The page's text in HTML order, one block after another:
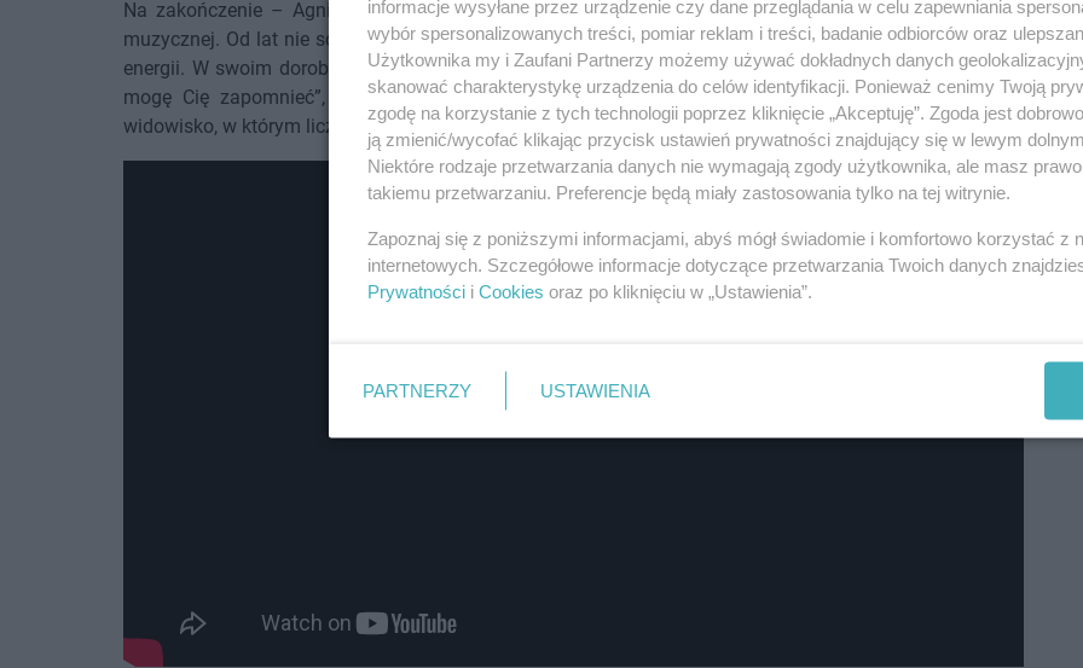
Na zakończenie – Agnieszka Chylińska, jedna z najbardziej charyzmatycznych postaci polskiej sceny
muzycznej. Od lat nie schodzi z list przebojów, a jej koncerty to gwarancja emocji i prawdziwej rockowej
energii. W swoim dorobku ma takie hity jak „Kiedy powiem sobie dość” (z czasów zespołu O.N.A.), „Nie
mogę Cię zapomnieć”, „Królowa łez”, „Mam zły dzień” czy „Jest nas więcej”. Każdy jej występ to
widowisko, w którym liczy się nie tylko muzyka, ale też kontakt z publicznością i mocny przekaz.
informacje wysyłane przez urządzenie czy dane przeglądania w celu zapewniania
wybór spersonalizowanych treści, pomiar reklam i treści, badanie odbiorców oraz
Użytkownika my i Zaufani Partnerzy możemy używać dokładnych danych
skanować charakterystykę urządzenia do celów identyfikacji. Ponieważ cenimy Twoją
zgodę na korzystanie z tych technologii poprzez kliknięcie „Akceptuję”. Zgoda jest
ją zmienić/wycofać klikając przycisk ustawień prywatności znajdujący się w lewym
Niektóre rodzaje przetwarzania danych nie wymagają zgody użytkownika, ale masz
takiemu przetwarzaniu. Preferencje będą miały zastosowania tylko na tej witrynie.
Zapoznaj się z poniższymi informacjami, abyś mógł świadomie i komfortowo korzystać z
internetowych. Szczegółowe informacje dotyczące przetwarzania Twoich danych
Prywatności i Cookies oraz po kliknięciu w „Ustawienia”.
PARTNERZY USTAWIENIA